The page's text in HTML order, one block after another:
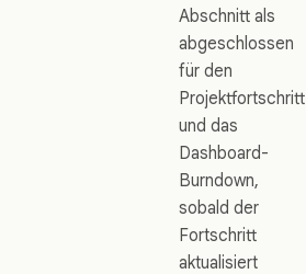
Abschnitt als
abgeschlossen
für den
Projektfortschritt
und das
Dashboard-
Burndown,
sobald der
Fortschritt
aktualisiert